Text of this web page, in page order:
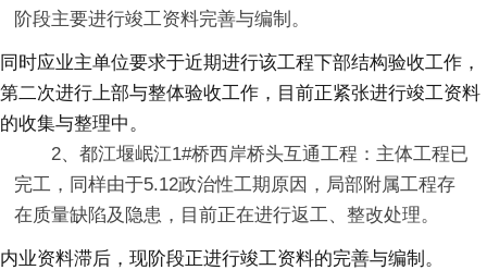
阶段主要进行竣工资料完善与编制。
同时应业主单位要求于近期进行该工程下部结构验收工作，
第二次进行上部与整体验收工作，目前正紧张进行竣工资料
的收集与整理中。
2、都江堰岷江1#桥西岸桥头互通工程：主体工程已
完工，同样由于5.12政治性工期原因，局部附属工程存
在质量缺陷及隐患，目前正在进行返工、整改处理。
内业资料滞后，现阶段正进行竣工资料的完善与编制。